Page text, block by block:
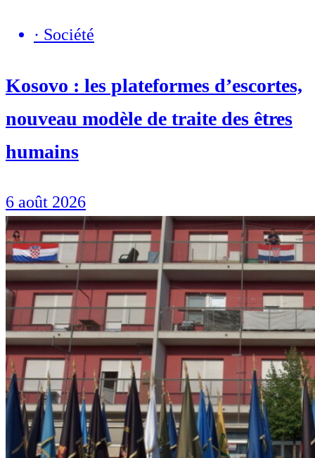
· Société
Kosovo : les plateformes d’escortes,
nouveau modèle de traite des êtres
humains
6 août 2026